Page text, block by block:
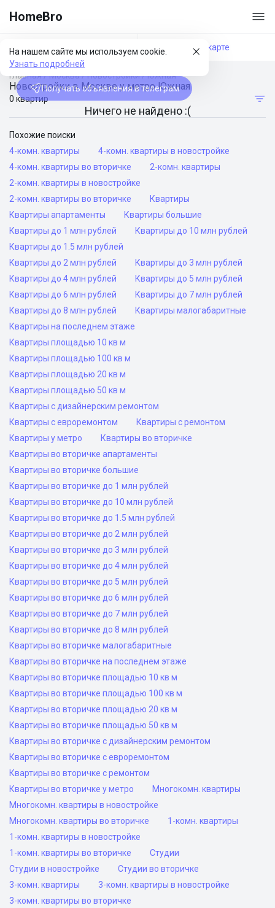
HomeBro
На нашем сайте мы используем cookie.
Узнать подробней
Получать объявления в телеграм
Фильтры На карте
Главная/Москва/Новостройки/Южная
Новостройки в Москве у метро Южная
0 квартир
Ничего не найдено :(
Похожие поиски
4-комн. квартиры
4-комн. квартиры в новостройке
4-комн. квартиры во вторичке
2-комн. квартиры
2-комн. квартиры в новостройке
2-комн. квартиры во вторичке
Квартиры
Квартиры апартаменты
Квартиры большие
Квартиры до 1 млн рублей
Квартиры до 10 млн рублей
Квартиры до 1.5 млн рублей
Квартиры до 2 млн рублей
Квартиры до 3 млн рублей
Квартиры до 4 млн рублей
Квартиры до 5 млн рублей
Квартиры до 6 млн рублей
Квартиры до 7 млн рублей
Квартиры до 8 млн рублей
Квартиры малогабаритные
Квартиры на последнем этаже
Квартиры площадью 10 кв м
Квартиры площадью 100 кв м
Квартиры площадью 20 кв м
Квартиры площадью 50 кв м
Квартиры с дизайнерским ремонтом
Квартиры с евроремонтом
Квартиры с ремонтом
Квартиры у метро
Квартиры во вторичке
Квартиры во вторичке апартаменты
Квартиры во вторичке большие
Квартиры во вторичке до 1 млн рублей
Квартиры во вторичке до 10 млн рублей
Квартиры во вторичке до 1.5 млн рублей
Квартиры во вторичке до 2 млн рублей
Квартиры во вторичке до 3 млн рублей
Квартиры во вторичке до 4 млн рублей
Квартиры во вторичке до 5 млн рублей
Квартиры во вторичке до 6 млн рублей
Квартиры во вторичке до 7 млн рублей
Квартиры во вторичке до 8 млн рублей
Квартиры во вторичке малогабаритные
Квартиры во вторичке на последнем этаже
Квартиры во вторичке площадью 10 кв м
Квартиры во вторичке площадью 100 кв м
Квартиры во вторичке площадью 20 кв м
Квартиры во вторичке площадью 50 кв м
Квартиры во вторичке с дизайнерским ремонтом
Квартиры во вторичке с евроремонтом
Квартиры во вторичке с ремонтом
Квартиры во вторичке у метро
Многокомн. квартиры
Многокомн. квартиры в новостройке
Многокомн. квартиры во вторичке
1-комн. квартиры
1-комн. квартиры в новостройке
1-комн. квартиры во вторичке
Студии
Студии в новостройке
Студии во вторичке
3-комн. квартиры
3-комн. квартиры в новостройке
3-комн. квартиры во вторичке